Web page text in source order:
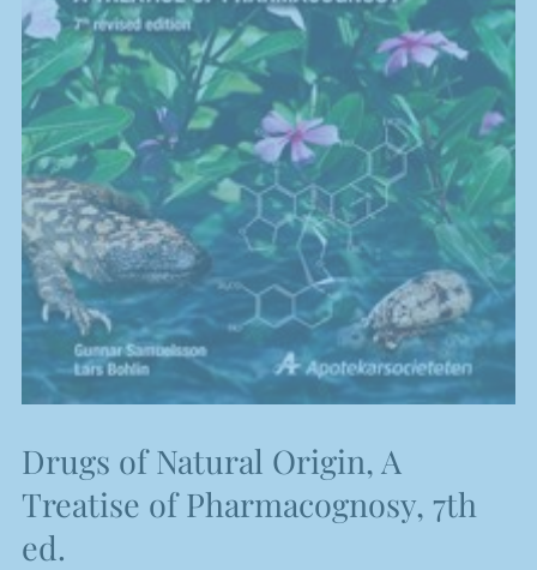
Drugs of Natural Origin, A
Treatise of Pharmacognosy, 7th
ed.